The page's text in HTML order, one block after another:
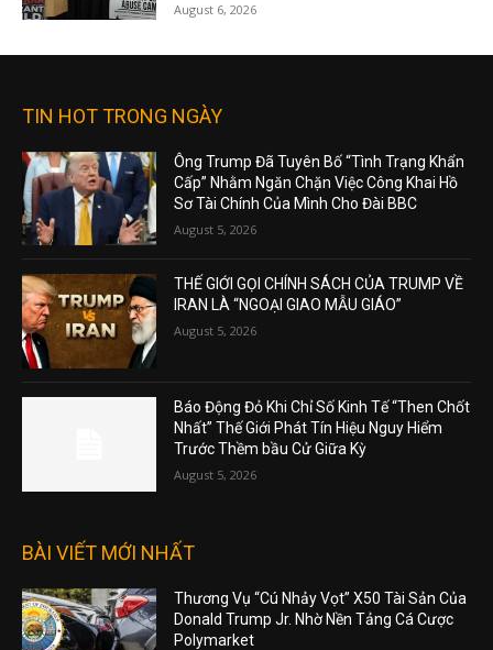
August 6, 2026
TIN HOT TRONG NGÀY
Ông Trump Đã Tuyên Bố “Tình Trạng Khẩn
Cấp” Nhằm Ngăn Chặn Việc Công Khai Hồ
Sơ Tài Chính Của Mình Cho Đài BBC
August 5, 2026
THẾ GIỚI GỌI CHÍNH SÁCH CỦA TRUMP VỀ
IRAN LÀ “NGOẠI GIAO MẪU GIÁO”
August 5, 2026
Báo Động Đỏ Khi Chỉ Số Kinh Tế “Then Chốt
Nhất” Thế Giới Phát Tín Hiệu Nguy Hiểm
Trước Thềm bầu Cử Giữa Kỳ
August 5, 2026
BÀI VIẾT MỚI NHẤT
Thương Vụ “Cú Nhảy Vọt” X50 Tài Sản Của
Donald Trump Jr. Nhờ Nền Tảng Cá Cược
Polymarket